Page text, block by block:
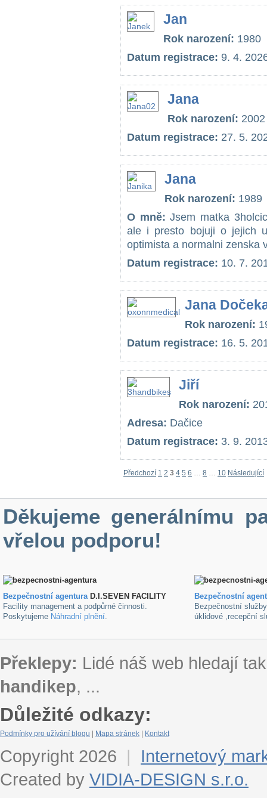
Jan
Rok narození: 1980
Datum registrace: 9. 4.
Jana
Rok narození: 2002
Datum registrace: 27. 5.
Jana
Rok narození: 1989
O mně: Jsem matka
ale i presto bojuji o jejich
optimista a normalni zenska
Datum registrace: 10. 7.
Jana
Rok narození:
Datum registrace: 16. 5.
Jiří
Rok narození:
Adresa: Dačice
Datum registrace: 3. 9.
Předchozí 1 2 3 4 5 6 … 8 … 10 Následující
Děkujeme generálnímu
vřelou podporu!
Bezpečnostní agenturaD.I.SEVEN FACILITY
Facility management a podpůrné činnosti.
Poskytujeme Náhradní plnění.
Bezpečnostní
Bezpečnostní
úklidové ,recepční
Překlepy: Lidé náš web hledají
handikep, ...
Důležité odkazy:
Podmínky pro užívání blogu Mapa stránek Kontakt
Copyright 2026 |
Internetový
Created by VIDIA-DESIGN s.r.o.